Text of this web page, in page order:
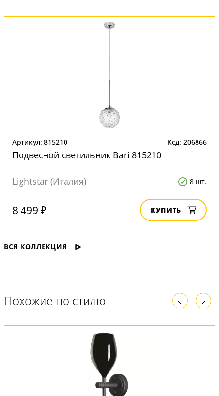
Артикул: 815210 Код: 206866
Подвесной светильник Bari 815210
Lightstar (Италия) 8 шт.
8 499 ₽ КУПИТЬ
ВСЯ КОЛЛЕКЦИЯ
Похожие по стилю